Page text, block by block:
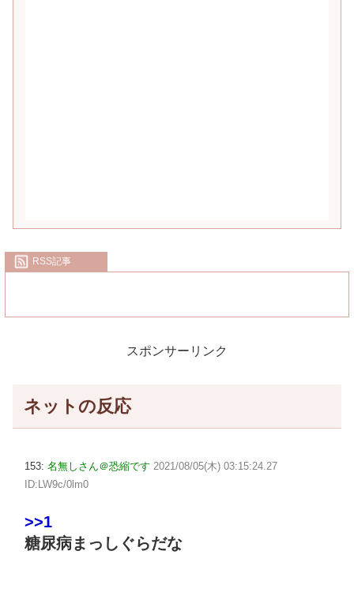
RSS記事
スポンサーリンク
ネットの反応
153: 名無しさん＠恐縮です 2021/08/05(木) 03:15:24.27
ID:LW9c/0lm0
>>1
糖尿病まっしぐらだな